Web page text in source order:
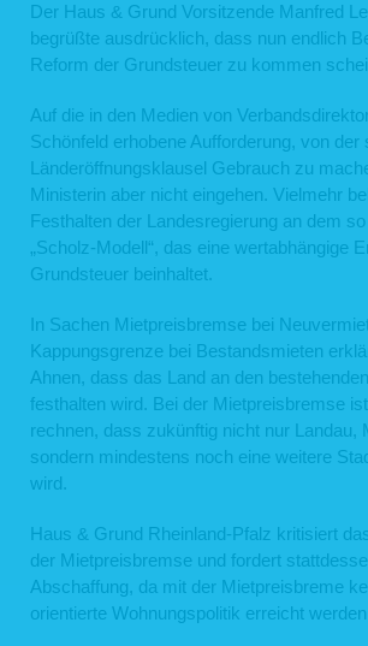
Der Haus & Grund Vorsitzende Manfred
begrüßte ausdrücklich, dass nun endlich
Reform der Grundsteuer zu kommen
Auf die in den Medien von
Schönfeld erhobene Aufforderung, von der
Länderöffnungsklausel Gebrauch zu
Ministerin aber nicht eingehen. Vielmehr
Festhalten der Landesregierung an dem
„Scholz-Modell“, das eine wertabhängige
Grundsteuer beinhaltet.
In Sachen Mietpreisbremse bei
Kappungsgrenze bei Bestandsmieten
Ahnen, dass das Land an den
festhalten wird. Bei der Mietpreisbremse
rechnen, dass zukünftig nicht nur Landau,
sondern mindestens noch eine weitere
wird.
Haus & Grund Rheinland-Pfalz kritisiert
der Mietpreisbremse und fordert
Abschaffung, da mit der Mietpreisbreme
orientierte Wohnungspolitik erreicht